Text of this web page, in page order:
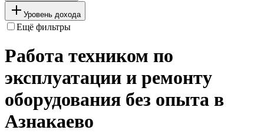
Уровень дохода
Ещё фильтры
Работа техником по
эксплуатации и ремонту
оборудования без опыта в
Азнакаево